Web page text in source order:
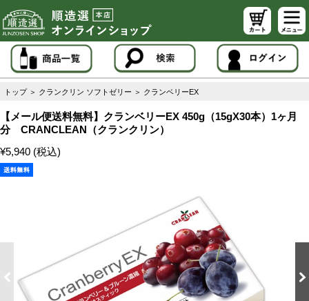
トップ ＞ クランクリン ソフトゼリー ＞ クランベリーEX
【メール便送料無料】クランベリーEX 450g（15gX30本）1ヶ月
分 CRANCLEAN（クランクリン）
¥5,940 (税込)